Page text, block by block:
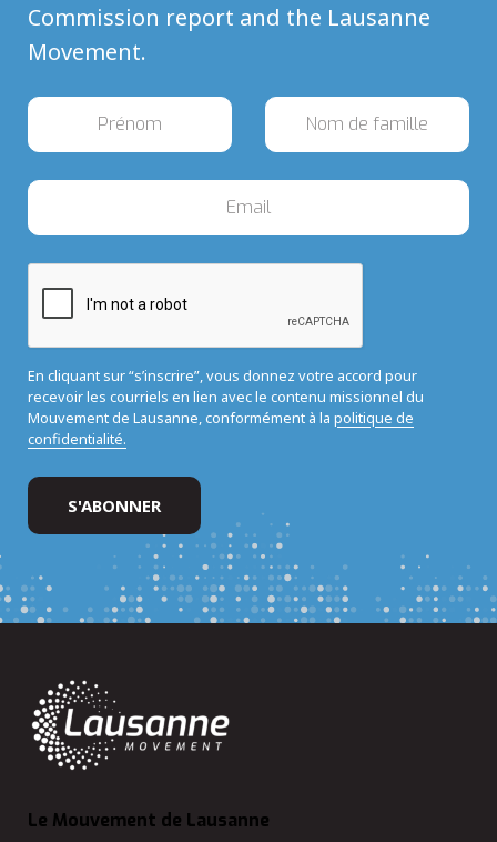
Commission report and the Lausanne
Movement.
En cliquant sur “s’inscrire”, vous donnez votre accord pour
recevoir les courriels en lien avec le contenu missionnel du
Mouvement de Lausanne, conformément à la politique de
confidentialité.
Le Mouvement de Lausanne